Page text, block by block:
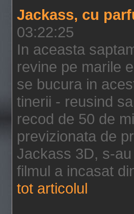
Jackass, cu
03:22:25
In aceasta
revine pe marile
se bucura in
tinerii - reusind
recod de 50 de
previzionata de
Jackass 3D, s-
filmul a incasat
tot articolul